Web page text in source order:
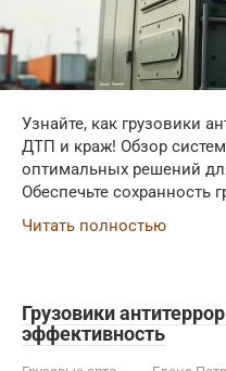
Узнайте, как грузовики
ДТП и краж! Обзор
оптимальных решений
Обеспечьте сохранность
Читать полностью
Грузовики
эффективность